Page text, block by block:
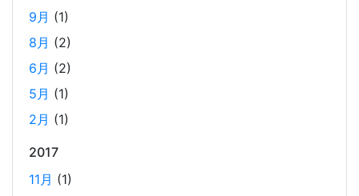
2024年のTORICOの社内勉強会の内容
を行っています。 2024年に開催した技術勉強会の内容を紹
介します。
AWS OpenSearch を、マネージドクラスターから
2025-01-21
9月 (1)
8月 (2)
6月 (2)
5月 (1)
2月 (1)
2017
11月 (1)